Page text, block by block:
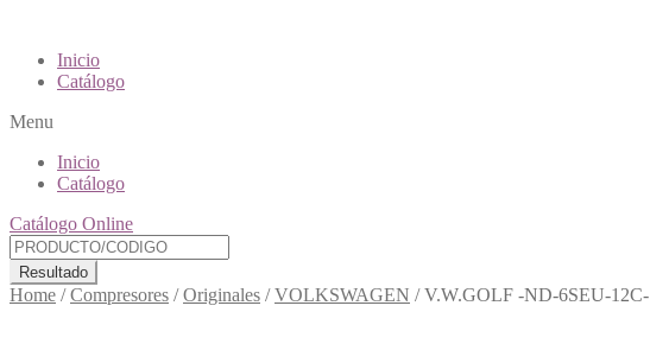
Inicio
Catálogo
Menu
Inicio
Catálogo
Catálogo Online
Resultado
Home /Compresores /Originales /VOLKSWAGEN /V.W.GOLF -ND-6SEU-12C-